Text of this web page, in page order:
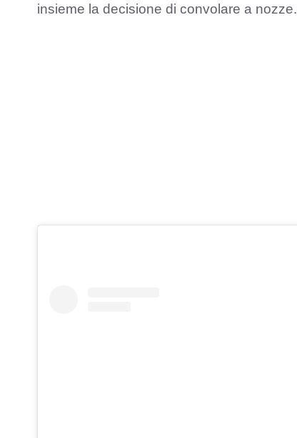
insieme la decisione di convolare a nozze.